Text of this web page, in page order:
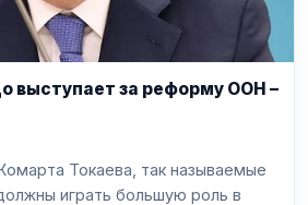
выступает за реформу ООН –
Токаева, так называемые
играть большую роль в